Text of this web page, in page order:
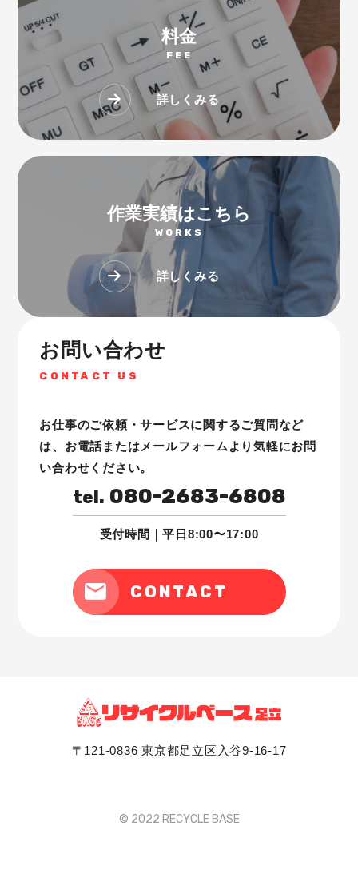
料金
FEE
詳しくみる
作業実績はこちら
WORKS
詳しくみる
お問い合わせ
CONTACT US
お仕事のご依頼・サービスに関するご質問など
は、 お電話またはメールフォームより気軽にお問
い合わせください。
tel. 080-2683-6808
受付時間｜平日8:00〜17:00
CONTACT
〒121-0836 東京都足立区入谷9-16-17
© 2022 RECYCLE BASE